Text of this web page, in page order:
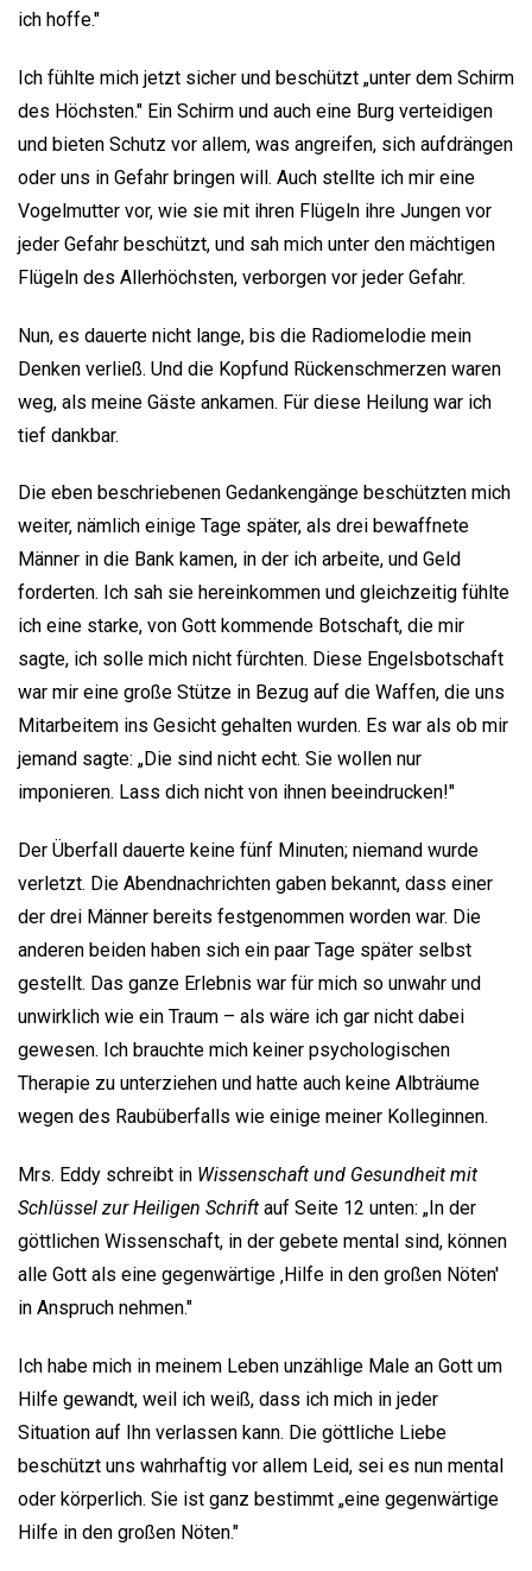
ich hoffe."
Ich fühlte mich jetzt sicher und beschützt „unter dem Schirm
des Höchsten." Ein Schirm und auch eine Burg verteidigen
und bieten Schutz vor allem, was angreifen, sich aufdrängen
oder uns in Gefahr bringen will. Auch stellte ich mir eine
Vogelmutter vor, wie sie mit ihren Flügeln ihre Jungen vor
jeder Gefahr beschützt, und sah mich unter den mächtigen
Flügeln des Allerhöchsten, verborgen vor jeder Gefahr.
Nun, es dauerte nicht lange, bis die Radiomelodie mein
Denken verließ. Und die Kopfund Rückenschmerzen waren
weg, als meine Gäste ankamen. Für diese Heilung war ich
tief dankbar.
Die eben beschriebenen Gedankengänge beschützten mich
weiter, nämlich einige Tage später, als drei bewaffnete
Männer in die Bank kamen, in der ich arbeite, und Geld
forderten. Ich sah sie hereinkommen und gleichzeitig fühlte
ich eine starke, von Gott kommende Botschaft, die mir
sagte, ich solle mich nicht fürchten. Diese Engelsbotschaft
war mir eine große Stütze in Bezug auf die Waffen, die uns
Mitarbeitem ins Gesicht gehalten wurden. Es war als ob mir
jemand sagte: „Die sind nicht echt. Sie wollen nur
imponieren. Lass dich nicht von ihnen beeindrucken!"
Der Überfall dauerte keine fünf Minuten; niemand wurde
verletzt. Die Abendnachrichten gaben bekannt, dass einer
der drei Männer bereits festgenommen worden war. Die
anderen beiden haben sich ein paar Tage später selbst
gestellt. Das ganze Erlebnis war für mich so unwahr und
unwirklich wie ein Traum – als wäre ich gar nicht dabei
gewesen. Ich brauchte mich keiner psychologischen
Therapie zu unterziehen und hatte auch keine Albträume
wegen des Raubüberfalls wie einige meiner Kolleginnen.
Mrs. Eddy schreibt in Wissenschaft und Gesundheit mit
Schlüssel zur Heiligen Schrift auf Seite 12 unten: „In der
göttlichen Wissenschaft, in der gebete mental sind, können
alle Gott als eine gegenwärtige ‚Hilfe in den großen Nöten'
in Anspruch nehmen."
Ich habe mich in meinem Leben unzählige Male an Gott um
Hilfe gewandt, weil ich weiß, dass ich mich in jeder
Situation auf Ihn verlassen kann. Die göttliche Liebe
beschützt uns wahrhaftig vor allem Leid, sei es nun mental
oder körperlich. Sie ist ganz bestimmt „eine gegenwärtige
Hilfe in den großen Nöten."